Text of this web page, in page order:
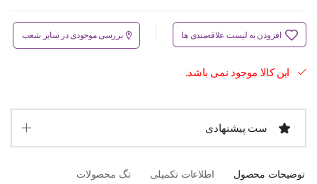
افزودن به لیست علاقه‌مندی ها بررسی موجودی در سایر شعب
این کالا موجود نمی باشد.
ست پیشنهادی
توضیحات محصول اطلاعات تکمیلی تگ محصولات